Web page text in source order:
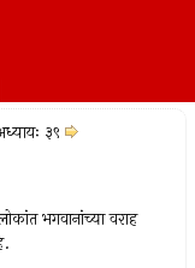
३९
भगवानांच्या वराह